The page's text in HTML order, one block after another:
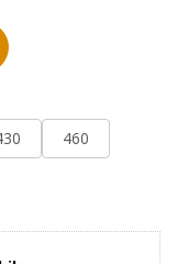
460